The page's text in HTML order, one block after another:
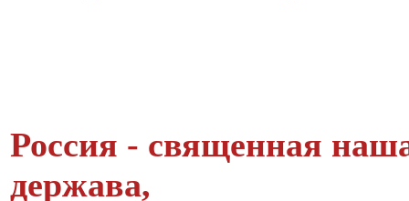
Россия - священная
держава,